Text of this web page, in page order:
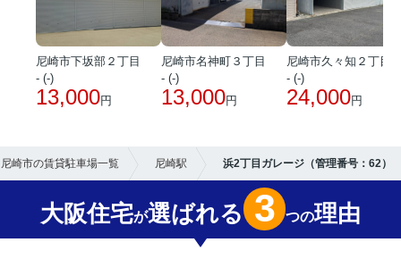
尼崎市下坂部２丁目
- (-)
13,000円
尼崎市名神町３丁目
- (-)
13,000円
尼崎市久々知２丁目
- (-)
24,000円
尼崎市の賃貸駐車場一覧 尼崎駅 浜2丁目ガレージ（管理番号：62）
大阪住宅が選ばれる 3 つの理由